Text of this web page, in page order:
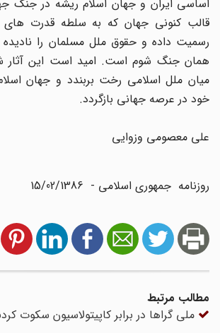
اساسی ایران و جهان اسلام ریشه در جنگ
قالب کنونی جهان که به سلطه قدرت های
رسمیت داده و حقوق ملل مسلمان را نادیده
همان جنگ شوم است. امید است این آثار
میان ملل اسلامی رخت بربندد و جهان اسلام
خود در عرصه جهانی بازگردد.
علی معصومی وزوایی
روزنامه جمهوری اسلامی - 15/02/1386
مطالب مرتبط
ملی گراها در برابر کاپیتولاسیون سکوت کردند